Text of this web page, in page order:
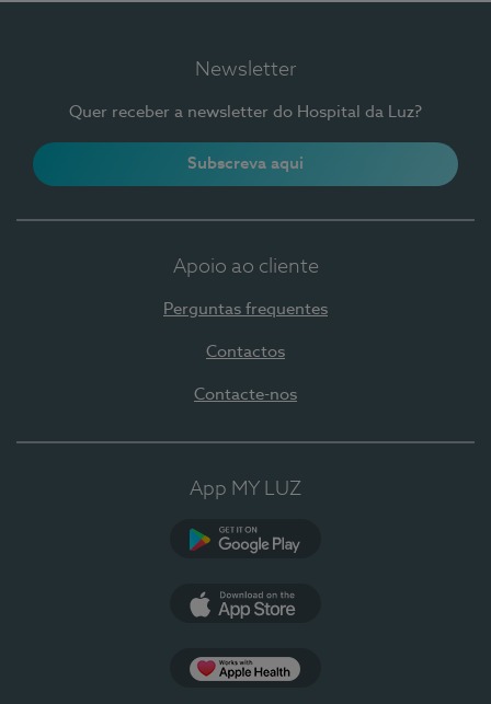
Newsletter
Quer receber a newsletter do Hospital da Luz?
Subscreva aqui
Apoio ao cliente
Perguntas frequentes
Contactos
Contacte-nos
App MY LUZ